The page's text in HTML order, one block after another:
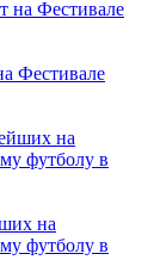
Фестивале
на
футболу в